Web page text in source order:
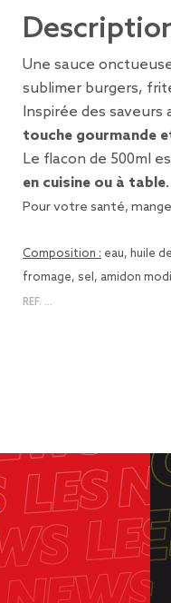
Une sauce
sublimer burgers,
Inspirée des
touche gourmande
Le flacon de 500ml
en cuisine ou à table.
Pour votre santé,
Composition : eau, huile
fromage, sel, amidon
REF. …